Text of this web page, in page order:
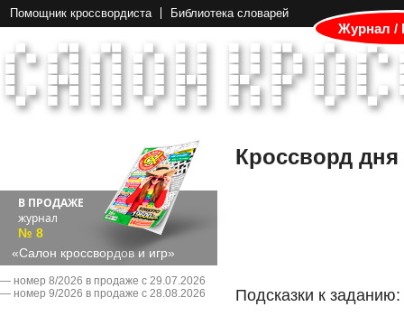
Помощник кроссвордиста Библиотека словарей
Журнал /
В ПРОДАЖЕ
журнал
№ 8
«Салон кроссвордов и игр»
― номер 8/2026 в продаже с 29.07.2026
― номер 9/2026 в продаже с 28.08.2026
Кроссворд дня
Подсказки к заданию: